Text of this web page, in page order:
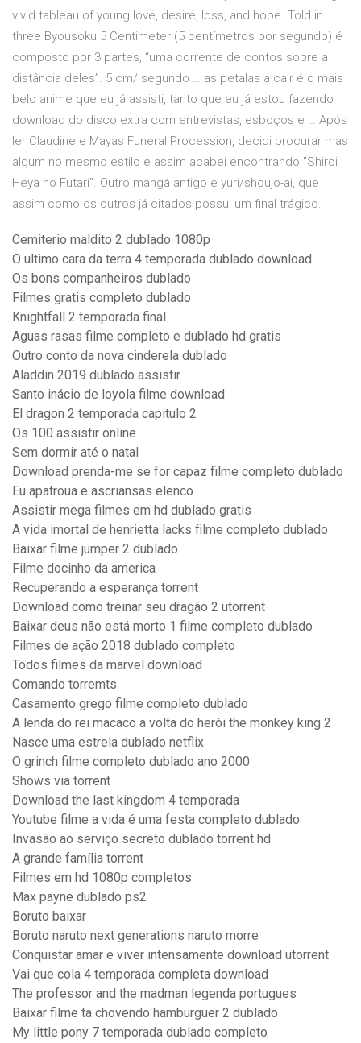
vivid tableau of young love, desire, loss, and hope. Told in
three Byousoku 5 Centimeter (5 centímetros por segundo) é
composto por 3 partes, “uma corrente de contos sobre a
distância deles”. 5 cm/ segundo … as petalas a cair é o mais
belo anime que eu já assisti, tanto que eu já estou fazendo
download do disco extra com entrevistas, esboços e … Após
ler Claudine e Mayas Funeral Procession, decidi procurar mas
algum no mesmo estilo e assim acabei encontrando "Shiroi
Heya no Futari". Outro mangá antigo e yuri/shoujo-ai, que
assim como os outros já citados possui um final trágico.
Cemiterio maldito 2 dublado 1080p
O ultimo cara da terra 4 temporada dublado download
Os bons companheiros dublado
Filmes gratis completo dublado
Knightfall 2 temporada final
Aguas rasas filme completo e dublado hd gratis
Outro conto da nova cinderela dublado
Aladdin 2019 dublado assistir
Santo inácio de loyola filme download
El dragon 2 temporada capitulo 2
Os 100 assistir online
Sem dormir até o natal
Download prenda-me se for capaz filme completo dublado
Eu apatroua e ascriansas elenco
Assistir mega filmes em hd dublado gratis
A vida imortal de henrietta lacks filme completo dublado
Baixar filme jumper 2 dublado
Filme docinho da america
Recuperando a esperança torrent
Download como treinar seu dragão 2 utorrent
Baixar deus não está morto 1 filme completo dublado
Filmes de ação 2018 dublado completo
Todos filmes da marvel download
Comando torremts
Casamento grego filme completo dublado
A lenda do rei macaco a volta do herói the monkey king 2
Nasce uma estrela dublado netflix
O grinch filme completo dublado ano 2000
Shows via torrent
Download the last kingdom 4 temporada
Youtube filme a vida é uma festa completo dublado
Invasão ao serviço secreto dublado torrent hd
A grande família torrent
Filmes em hd 1080p completos
Max payne dublado ps2
Boruto baixar
Boruto naruto next generations naruto morre
Conquistar amar e viver intensamente download utorrent
Vai que cola 4 temporada completa download
The professor and the madman legenda portugues
Baixar filme ta chovendo hamburguer 2 dublado
My little pony 7 temporada dublado completo